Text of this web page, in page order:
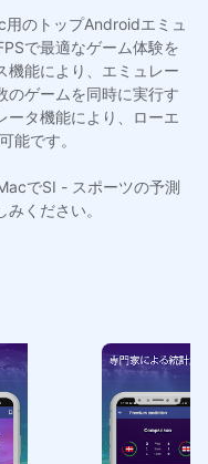
のトップAndroidエミュ
で最適なゲーム体験を
機能により、エミュレー
のゲームを同時に実行す
ータ機能により、ローエ
能です。
でSI - スポーツの予測
ください。